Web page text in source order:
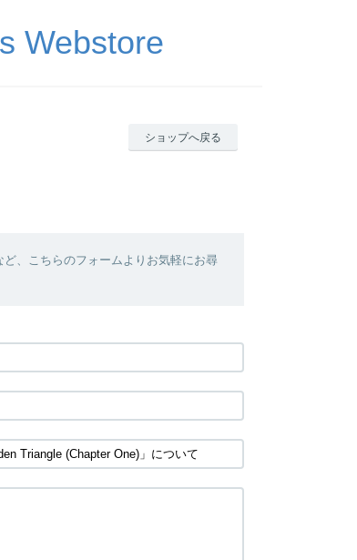
Webstore
ショップへ戻る
、こちらのフォームよりお気軽にお尋